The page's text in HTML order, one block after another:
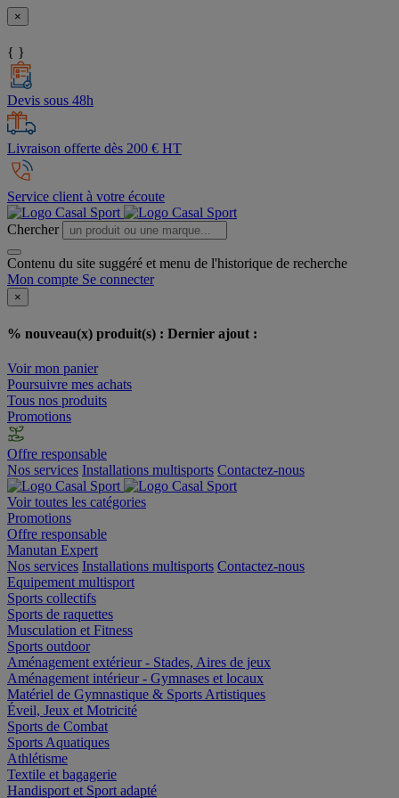
×
{ }
Devis sous 48h
Livraison offerte dès 200 € HT
Service client à votre écoute
Chercher
Contenu du site suggéré et menu de l'historique de recherche
Mon compte Se connecter
×
% nouveau(x) produit(s) : Dernier ajout :
Voir mon panier
Poursuivre mes achats
Tous nos produits
Promotions
Offre responsable
Nos services Installations multisports Contactez-nous
Voir toutes les catégories
Promotions
Offre responsable
Manutan Expert
Nos services Installations multisports Contactez-nous
Equipement multisport
Sports collectifs
Sports de raquettes
Musculation et Fitness
Sports outdoor
Aménagement extérieur - Stades, Aires de jeux
Aménagement intérieur - Gymnases et locaux
Matériel de Gymnastique & Sports Artistiques
Éveil, Jeux et Motricité
Sports de Combat
Sports Aquatiques
Athlétisme
Textile et bagagerie
Handisport et Sport adapté